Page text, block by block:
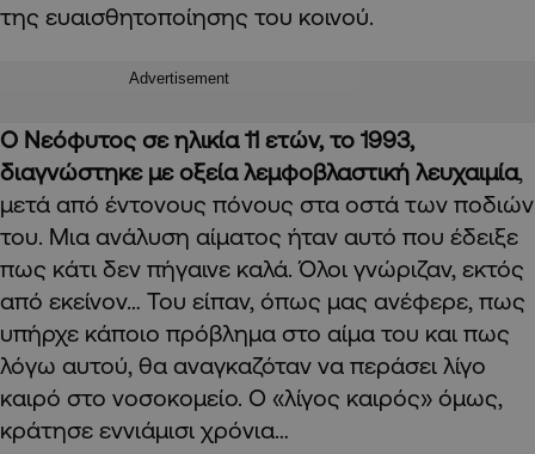
της ευαισθητοποίησης του κοινού.
Advertisement
Ο Νεόφυτος σε ηλικία 11 ετών, το 1993,
διαγνώστηκε με οξεία λεμφοβλαστική λευχαιμία,
μετά από έντονους πόνους στα οστά των ποδιών
του. Μια ανάλυση αίματος ήταν αυτό που έδειξε
πως κάτι δεν πήγαινε καλά. Όλοι γνώριζαν, εκτός
από εκείνον… Του είπαν, όπως μας ανέφερε, πως
υπήρχε κάποιο πρόβλημα στο αίμα του και πως
λόγω αυτού, θα αναγκαζόταν να περάσει λίγο
καιρό στο νοσοκομείο. Ο «λίγος καιρός» όμως,
κράτησε εννιάμισι χρόνια…